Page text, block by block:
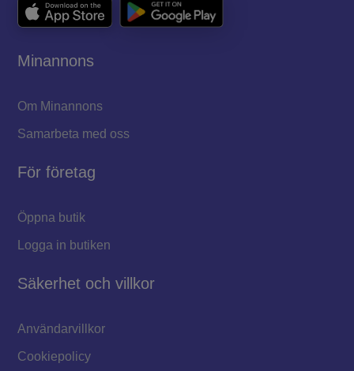
Minannons
Om Minannons
Samarbeta med oss
För företag
Öppna butik
Logga in butiken
Säkerhet och villkor
Användarvillkor
Cookiepolicy